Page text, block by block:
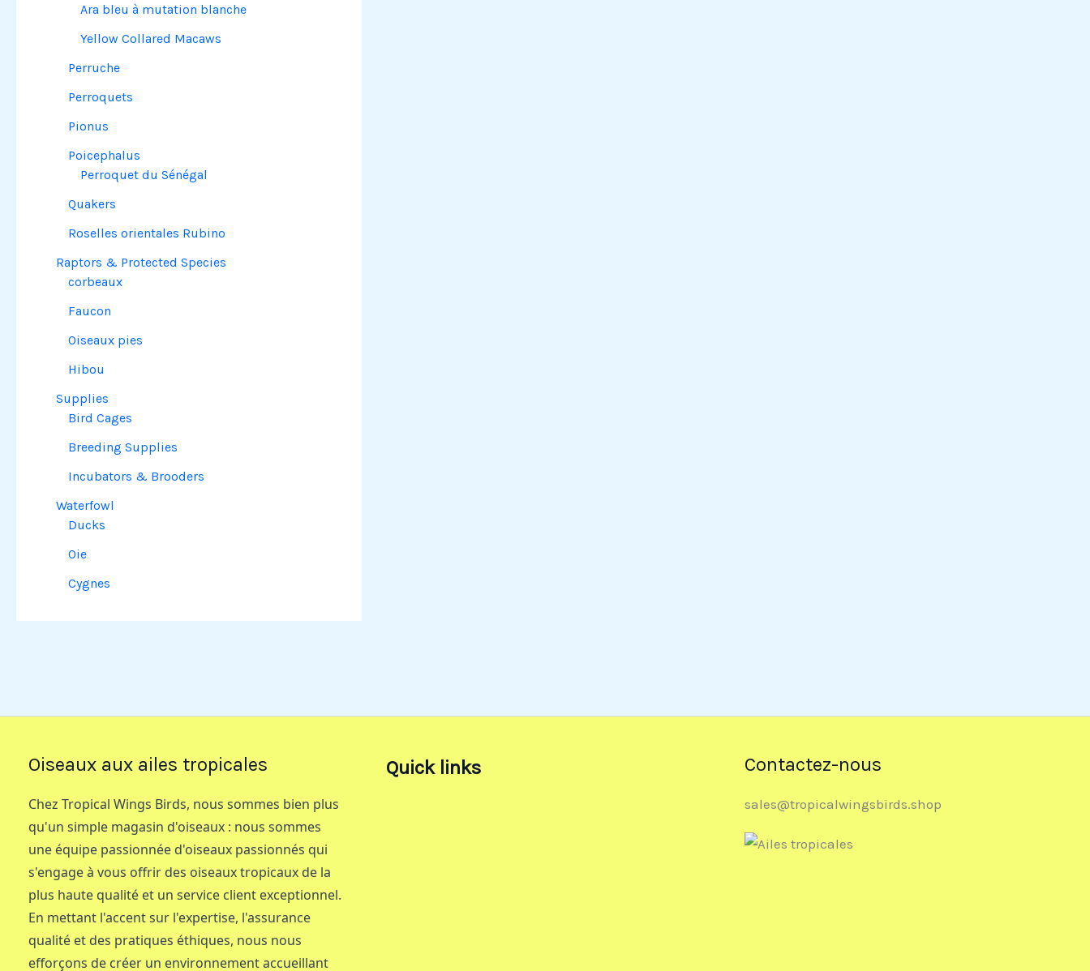
Ara bleu à mutation blanche
Yellow Collared Macaws
Perruche
Perroquets
Pionus
Poicephalus
Perroquet du Sénégal
Quakers
Roselles orientales Rubino
Raptors & Protected Species
corbeaux
Faucon
Oiseaux pies
Hibou
Supplies
Bird Cages
Breeding Supplies
Incubators & Brooders
Waterfowl
Ducks
Oie
Cygnes
Oiseaux aux ailes tropicales
Chez Tropical Wings Birds, nous sommes bien plus
qu'un simple magasin d'oiseaux : nous sommes
une équipe passionnée d'oiseaux passionnés qui
s'engage à vous offrir des oiseaux tropicaux de la
plus haute qualité et un service client exceptionnel.
En mettant l'accent sur l'expertise, l'assurance
qualité et des pratiques éthiques, nous nous
efforçons de créer un environnement accueillant
Quick links Contactez-nous
sales@tropicalwingsbirds.shop